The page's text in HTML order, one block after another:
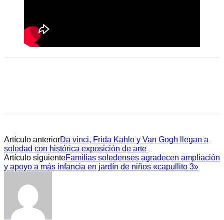
Artículo anteriorDa vinci, Frida Kahlo y Van Gogh llegan a
soledad con histórica exposición de arte
Artículo siguienteFamilias soledenses agradecen ampliación
y apoyo a más infancia en jardín de niños «capullito 3»